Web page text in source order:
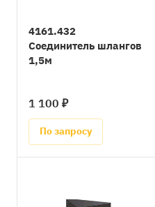
4161.432
Соединитель шлангов
1,5м
1 100 ₽
По запросу